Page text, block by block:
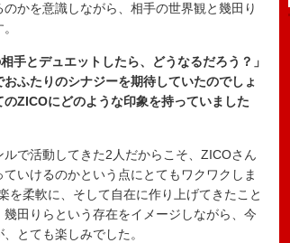
かを意識しながら、相手の世界観と幾田り
とデュエットしたら、どうなるだろう？」
ふたりのシナジーを期待していたのでしょ
ZICOにどのような印象を持っていました
で活動してきた2人だからこそ、ZICOさん
いけるのかという点にとてもワクワクしま
を柔軟に、そして自在に作り上げてきたこと
田りらという存在をイメージしながら、今
とても楽しみでした。